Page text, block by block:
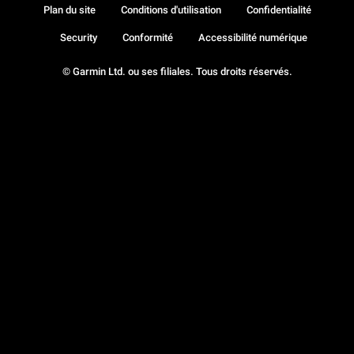
© Garmin Ltd. ou ses filiales. Tous droits réservés.
Plan du site Conditions d'utilisation Confidentialité
Security Conformité Accessibilité numérique